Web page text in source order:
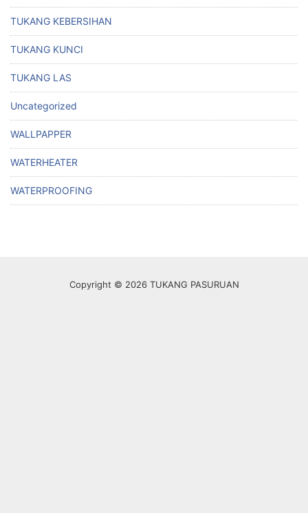
TUKANG KEBERSIHAN
TUKANG KUNCI
TUKANG LAS
Uncategorized
WALLPAPPER
WATERHEATER
WATERPROOFING
Copyright © 2026 TUKANG PASURUAN